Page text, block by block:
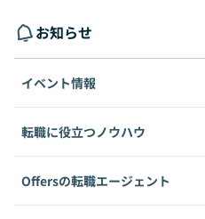
お知らせ
イベント情報
転職に役立つノウハウ
Offersの転職エージェント